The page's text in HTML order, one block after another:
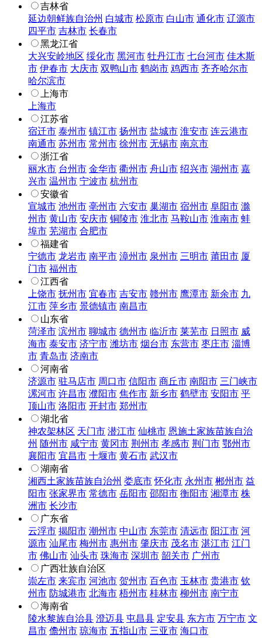
吉林省
延边朝鲜族自治州 白城市 松原市 白山市 通化市 辽源市
四平市 吉林市 长春市
黑龙江省
大兴安岭地区 绥化市 黑河市 牡丹江市 七台河市 佳木斯
市 伊春市 大庆市 双鸭山市 鹤岗市 鸡西市 齐齐哈尔市
哈尔滨市
上海市
上海市
江苏省
宿迁市 泰州市 镇江市 扬州市 盐城市 淮安市 连云港市
南通市 苏州市 常州市 徐州市 无锡市 南京市
浙江省
丽水市 台州市 金华市 衢州市 舟山市 绍兴市 湖州市 嘉
兴市 温州市 宁波市 杭州市
安徽省
宣城市 池州市 亳州市 六安市 巢湖市 宿州市 阜阳市 滁
州市 黄山市 安庆市 铜陵市 淮北市 马鞍山市 淮南市 蚌
埠市 芜湖市 合肥市
福建省
宁德市 龙岩市 南平市 漳州市 泉州市 三明市 莆田市 厦
门市 福州市
江西省
上饶市 抚州市 宜春市 吉安市 赣州市 鹰潭市 新余市 九
江市 萍乡市 景德镇市 南昌市
山东省
菏泽市 滨州市 聊城市 德州市 临沂市 莱芜市 日照市 威
海市 泰安市 济宁市 潍坊市 烟台市 东营市 枣庄市 淄博
市 青岛市 济南市
河南省
济源市 驻马店市 周口市 信阳市 商丘市 南阳市 三门峡市
漯河市 许昌市 濮阳市 焦作市 新乡市 鹤壁市 安阳市 平
顶山市 洛阳市 开封市 郑州市
湖北省
神农架林区 天门市 潜江市 仙桃市 恩施土家族苗族自治
州 随州市 咸宁市 黄冈市 荆州市 孝感市 荆门市 鄂州市
襄阳市 宜昌市 十堰市 黄石市 武汉市
湖南省
湘西土家族苗族自治州 娄底市 怀化市 永州市 郴州市 益
阳市 张家界市 常德市 岳阳市 邵阳市 衡阳市 湘潭市 株
洲市 长沙市
广东省
云浮市 揭阳市 潮州市 中山市 东莞市 清远市 阳江市 河
源市 汕尾市 梅州市 惠州市 肇庆市 茂名市 湛江市 江门
市 佛山市 汕头市 珠海市 深圳市 韶关市 广州市
广西壮族自治区
崇左市 来宾市 河池市 贺州市 百色市 玉林市 贵港市 钦
州市 防城港市 北海市 梧州市 桂林市 柳州市 南宁市
海南省
陵水黎族自治县 澄迈县 屯昌县 定安县 东方市 万宁市 文
昌市 儋州市 琼海市 五指山市 三亚市 海口市